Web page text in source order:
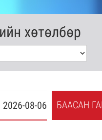
хөтөлбөр
2026-08-06 БААСАН